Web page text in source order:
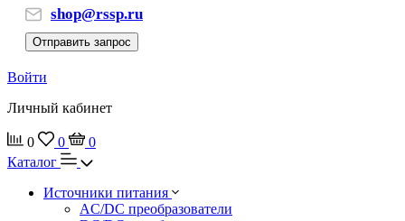
shop@rssp.ru
Отправить запрос
Войти
Личный кабинет
0 0
0
Каталог
Источники питания
AC/DC преобразователи